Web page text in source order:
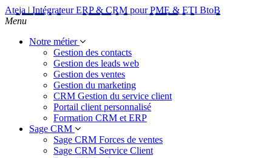
Ateja | Intégrateur ERP & CRM pour PME & ETI BtoB
Menu
Notre métier
Gestion des contacts
Gestion des leads web
Gestion des ventes
Gestion du marketing
CRM Gestion du service client
Portail client personnalisé
Formation CRM et ERP
Sage CRM
Sage CRM Forces de ventes
Sage CRM Service Client